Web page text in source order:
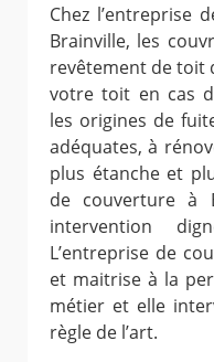
Chez l’entreprise
Brainville, les
revêtement de toit
votre toit en cas
les origines de
adéquates, à
plus étanche et
de couverture à
intervention
L’entreprise de
et maitrise à la
métier et elle
règle de l’art.